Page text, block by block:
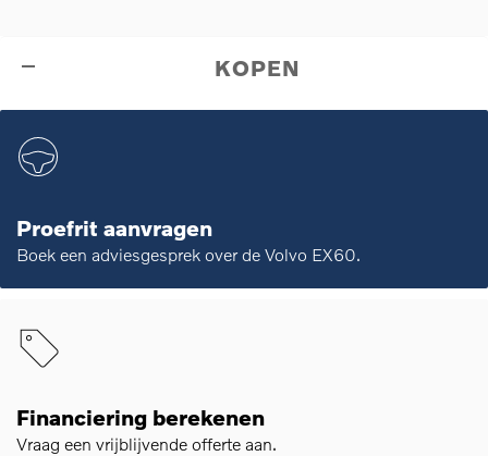
KOPEN
Proefrit aanvragen
Boek een adviesgesprek over de Volvo EX60.
Financiering berekenen
Vraag een vrijblijvende offerte aan.